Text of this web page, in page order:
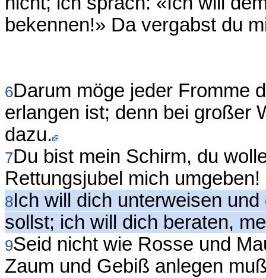
bekennen!» Da vergabst du
6Darum möge jeder Fromme
erlangen ist; denn bei großer
dazu.
7Du bist mein Schirm, du
Rettungsjubel mich
8Ich will dich unterweisen
sollst; ich will dich beraten,
9Seid nicht wie Rosse und
Zaum und Gebiß anlegen